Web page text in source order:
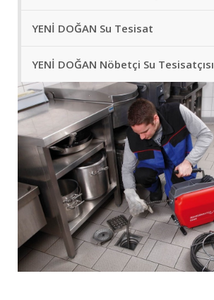
YENİ DOĞAN Su Tesisat
YENİ DOĞAN Nöbetçi Su Tesisatçısı